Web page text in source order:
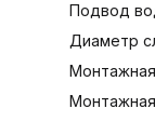
Подвод
Диаметр
Монтажная